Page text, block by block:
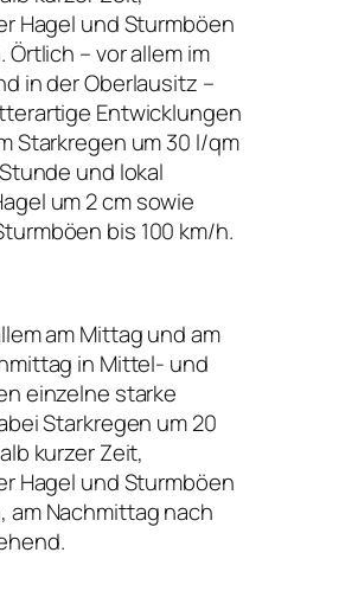
Hagel und Sturmböen
Örtlich – vor allem im
in der Oberlausitz –
Entwicklungen
Starkregen um 30 l/qm
und lokal
um 2 cm sowie
bis 100 km/h.
am Mittag und am
in Mittel- und
einzelne starke
Starkregen um 20
kurzer Zeit,
Hagel und Sturmböen
am Nachmittag nach